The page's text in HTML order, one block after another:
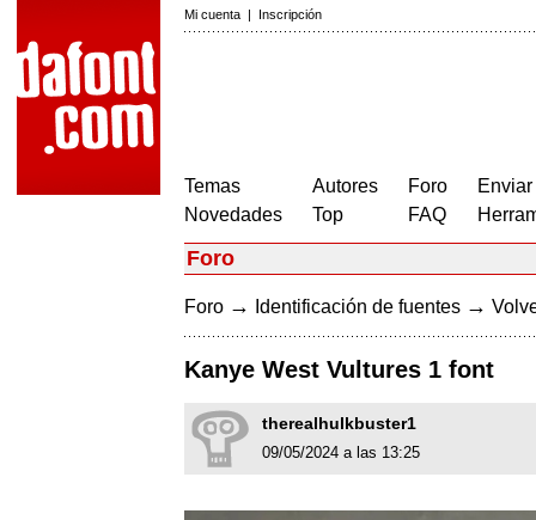
Mi cuenta | Inscripción
Temas
Novedades
Autores
Top
Foro
FAQ
Foro
Foro → Identificación de fuentes →
Kanye West Vultures 1 font
therealhulkbuster1
09/05/2024 a las 13:25